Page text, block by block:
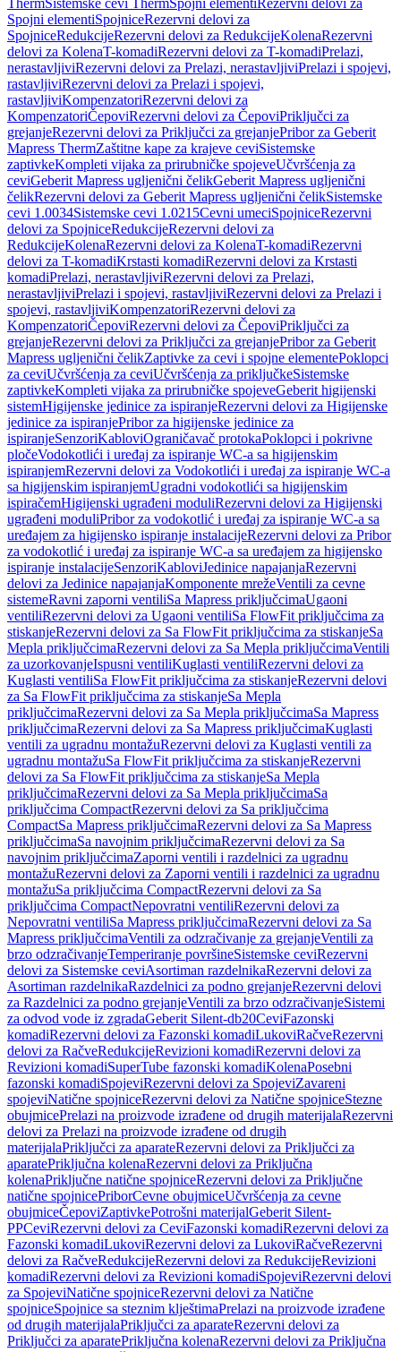
ThermSistemske cevi ThermSpojni elementi Rezervni delovi za
Spojni elementiSpojniceRezervni delovi za
SpojniceRedukcijeRezervni delovi za RedukcijeKolenaRezervni
delovi za KolenaT-komadiRezervni delovi za T-komadiPrelazi,
nerastavljiviRezervni delovi za Prelazi, nerastavljiviPrelazi i spojevi,
rastavljiviRezervni delovi za Prelazi i spojevi,
rastavljiviKompenzatoriRezervni delovi za
KompenzatoriČepoviRezervni delovi za ČepoviPriključci za
grejanjeRezervni delovi za Priključci za grejanjePribor za Geberit
Mapress ThermZaštitne kape za krajeve ceviSistemske
zaptivkeKompleti vijaka za prirubničke spojeveUčvršćenja za
ceviGeberit Mapress ugljenični čelikGeberit Mapress ugljenični
čelikRezervni delovi za Geberit Mapress ugljenični čelikSistemske
cevi 1.0034Sistemske cevi 1.0215Cevni umeciSpojniceRezervni
delovi za SpojniceRedukcijeRezervni delovi za
RedukcijeKolenaRezervni delovi za KolenaT-komadiRezervni
delovi za T-komadiKrstasti komadiRezervni delovi za Krstasti
komadiPrelazi, nerastavljiviRezervni delovi za Prelazi,
nerastavljiviPrelazi i spojevi, rastavljiviRezervni delovi za Prelazi i
spojevi, rastavljiviKompenzatoriRezervni delovi za
KompenzatoriČepoviRezervni delovi za ČepoviPriključci za
grejanjeRezervni delovi za Priključci za grejanjePribor za Geberit
Mapress ugljenični čelikZaptivke za cevi i spojne elementePoklopci
za ceviUčvršćenja za ceviUčvršćenja za priključkeSistemske
zaptivkeKompleti vijaka za prirubničke spojeveGeberit higijenski
sistemHigijenske jedinice za ispiranjeRezervni delovi za Higijenske
jedinice za ispiranjePribor za higijenske jedinice za
ispiranjeSenzoriKabloviOgraničavač protokaPoklopci i pokrivne
pločeVodokotlići i uređaj za ispiranje WC-a sa higijenskim
ispiranjemRezervni delovi za Vodokotlići i uređaj za ispiranje WC-a
sa higijenskim ispiranjemUgradni vodokotlići sa higijenskim
ispiračemHigijenski ugrađeni moduliRezervni delovi za Higijenski
ugrađeni moduliPribor za vodokotlić i uređaj za ispiranje WC-a sa
uređajem za higijensko ispiranje instalacijeRezervni delovi za Pribor
za vodokotlić i uređaj za ispiranje WC-a sa uređajem za higijensko
ispiranje instalacijeSenzoriKabloviJedinice napajanjaRezervni
delovi za Jedinice napajanjaKomponente mrežeVentili za cevne
sistemeRavni zaporni ventiliSa Mapress priključcimaUgaoni
ventiliRezervni delovi za Ugaoni ventiliSa FlowFit priključcima za
stiskanjeRezervni delovi za Sa FlowFit priključcima za stiskanjeSa
Mepla priključcimaRezervni delovi za Sa Mepla priključcimaVentili
za uzorkovanjeIspusni ventiliKuglasti ventiliRezervni delovi za
Kuglasti ventiliSa FlowFit priključcima za stiskanjeRezervni delovi
za Sa FlowFit priključcima za stiskanjeSa Mepla
priključcimaRezervni delovi za Sa Mepla priključcimaSa Mapress
priključcimaRezervni delovi za Sa Mapress priključcimaKuglasti
ventili za ugradnu montažuRezervni delovi za Kuglasti ventili za
ugradnu montažuSa FlowFit priključcima za stiskanjeRezervni
delovi za Sa FlowFit priključcima za stiskanjeSa Mepla
priključcimaRezervni delovi za Sa Mepla priključcimaSa
priključcima CompactRezervni delovi za Sa priključcima
CompactSa Mapress priključcimaRezervni delovi za Sa Mapress
priključcimaSa navojnim priključcimaRezervni delovi za Sa
navojnim priključcimaZaporni ventili i razdelnici za ugradnu
montažuRezervni delovi za Zaporni ventili i razdelnici za ugradnu
montažuSa priključcima CompactRezervni delovi za Sa
priključcima CompactNepovratni ventiliRezervni delovi za
Nepovratni ventiliSa Mapress priključcimaRezervni delovi za Sa
Mapress priključcimaVentili za odzračivanje za grejanjeVentili za
brzo odzračivanjeTemperiranje površineSistemske ceviRezervni
delovi za Sistemske ceviAsortiman razdelnikaRezervni delovi za
Asortiman razdelnikaRazdelnici za podno grejanjeRezervni delovi
za Razdelnici za podno grejanjeVentili za brzo odzračivanjeSistemi
za odvod vode iz zgradaGeberit Silent-db20CeviFazonski
komadiRezervni delovi za Fazonski komadiLukoviRačveRezervni
delovi za RačveRedukcijeRevizioni komadiRezervni delovi za
Revizioni komadiSuperTube fazonski komadiKolenaPosebni
fazonski komadiSpojeviRezervni delovi za SpojeviZavareni
spojeviNatične spojniceRezervni delovi za Natične spojniceStezne
obujmicePrelazi na proizvode izrađene od drugih materijalaRezervni
delovi za Prelazi na proizvode izrađene od drugih
materijalaPriključci za aparateRezervni delovi za Priključci za
aparatePriključna kolenaRezervni delovi za Priključna
kolenaPriključne natične spojniceRezervni delovi za Priključne
natične spojnicePriborCevne obujmiceUčvršćenja za cevne
obujmiceČepoviZaptivkePotrošni materijalGeberit Silent-
PPCeviRezervni delovi za CeviFazonski komadiRezervni delovi za
Fazonski komadiLukoviRezervni delovi za LukoviRačveRezervni
delovi za RačveRedukcijeRezervni delovi za RedukcijeRevizioni
komadiRezervni delovi za Revizioni komadiSpojeviRezervni delovi
za SpojeviNatične spojniceRezervni delovi za Natične
spojniceSpojnice sa steznim klještimaPrelazi na proizvode izrađene
od drugih materijalaPriključci za aparateRezervni delovi za
Priključci za aparatePriključna kolenaRezervni delovi za Priključna